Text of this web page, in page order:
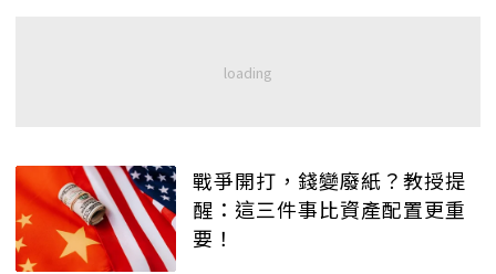
戰爭開打，錢變廢紙？教授提
醒：這三件事比資產配置更重
要！